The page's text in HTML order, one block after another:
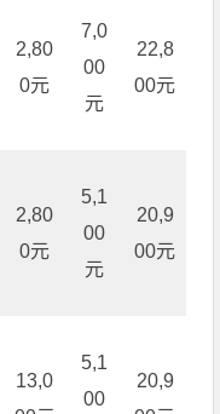
2,80
0元
7,0
00
元
22,8
00元
2,80
0元
5,1
00
元
20,9
00元
13,0
5,1
00
20,9